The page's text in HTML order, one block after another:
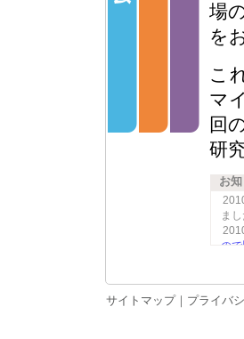
ン
ユ
戻
次世代
ウェア
～
マイク
光の波
～擬似
技術～
フォトニ
手の
２』に
コミュニ
コミュ
－会話
コミュニ
場
を
こ
マ
回
研
お
ま
の
サイトマップ｜ プライバ